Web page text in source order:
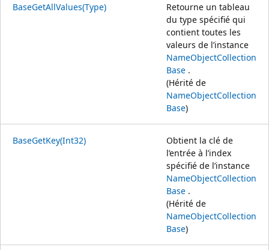
BaseGetAllValues(Type)
Retourne un tableau
du type spécifié qui
contient toutes les
valeurs de l’instance
NameObjectCollection
Base .
(Hérité de
NameObjectCollection
Base)
BaseGetKey(Int32)
Obtient la clé de
l’entrée à l’index
spécifié de l’instance
NameObjectCollection
Base .
(Hérité de
NameObjectCollection
Base)